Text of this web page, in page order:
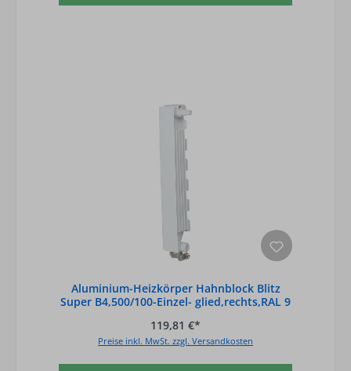
Aluminium-Heizkörper Hahnblock Blitz
Super B4,500/100-Einzel- glied,rechts,RAL 9
119,81 €*
Preise inkl. MwSt. zzgl. Versandkosten